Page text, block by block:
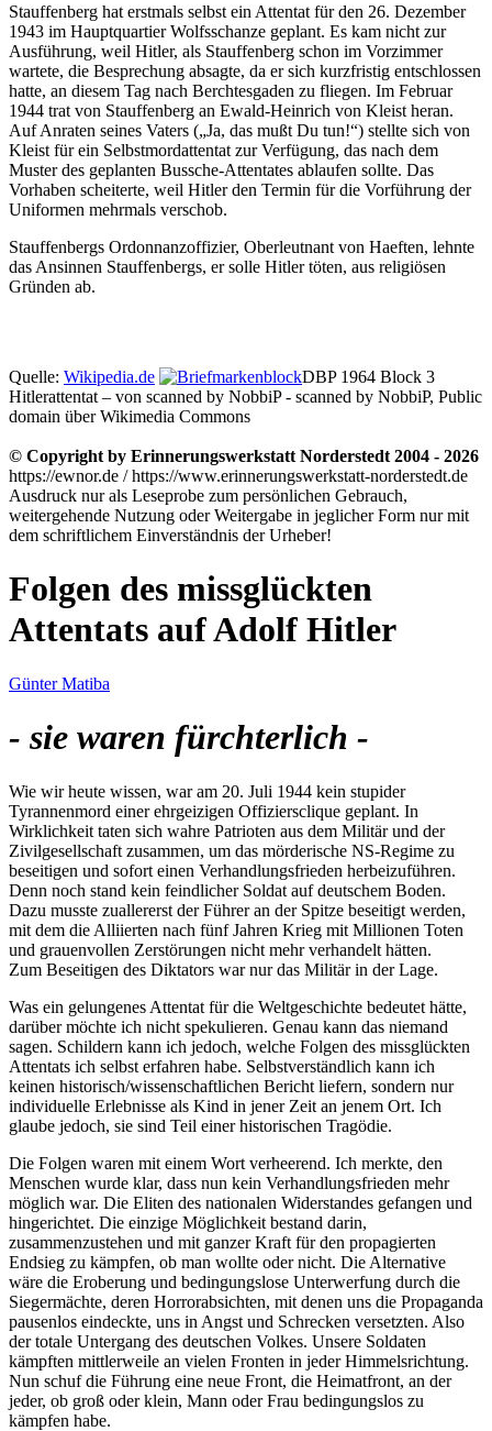
Stauffenberg hat erstmals selbst ein Attentat für den 26. Dezember
1943 im Hauptquartier Wolfsschanze geplant. Es kam nicht zur
Ausführung, weil Hitler, als Stauffenberg schon im Vorzimmer
wartete, die Besprechung absagte, da er sich kurzfristig entschlossen
hatte, an diesem Tag nach Berchtesgaden zu fliegen. Im Februar
1944 trat von Stauffenberg an Ewald-Heinrich von Kleist heran.
Auf Anraten seines Vaters ( Ja, das mußt Du tun! ) stellte sich von
Kleist für ein Selbstmordattentat zur Verfügung, das nach dem
Muster des geplanten Bussche-Attentates ablaufen sollte. Das
Vorhaben scheiterte, weil Hitler den Termin für die Vorführung der
Uniformen mehrmals verschob.
Stauffenbergs Ordonnanzoffizier, Oberleutnant von Haeften, lehnte
das Ansinnen Stauffenbergs, er solle Hitler töten, aus religiösen
Gründen ab.
Quelle: Wikipedia.de
DBP 1964 Block 3
Hitlerattentat – von scanned by NobbiP - scanned by NobbiP, Public
domain über Wikimedia Commons
© Copyright by Erinnerungswerkstatt Norderstedt 2004 - 2026
https://ewnor.de / https://www.erinnerungswerkstatt-norderstedt.de
Ausdruck nur als Leseprobe zum persönlichen Gebrauch,
weitergehende Nutzung oder Weitergabe in jeglicher Form nur mit
dem schriftlichem Einverständnis der Urheber!
Folgen des missglückten
Attentats auf Adolf Hitler
Günter Matiba
- sie waren fürchterlich -
Wie wir heute wissen, war am 20. Juli 1944 kein stupider
Tyrannenmord einer ehrgeizigen Offiziersclique geplant. In
Wirklichkeit taten sich wahre Patrioten aus dem Militär und der
Zivilgesellschaft zusammen, um das mörderische NS-Regime zu
beseitigen und sofort einen Verhandlungsfrieden herbeizuführen.
Denn noch stand kein feindlicher Soldat auf deutschem Boden.
Dazu musste zuallererst der Führer an der Spitze beseitigt werden,
mit dem die Alliierten nach fünf Jahren Krieg mit Millionen Toten
und grauenvollen Zerstörungen nicht mehr verhandelt hätten.
Zum Beseitigen des Diktators war nur das Militär in der Lage.
Was ein gelungenes Attentat für die Weltgeschichte bedeutet hätte,
darüber möchte ich nicht spekulieren. Genau kann das niemand
sagen. Schildern kann ich jedoch, welche Folgen des missglückten
Attentats ich selbst erfahren habe. Selbstverständlich kann ich
keinen historisch/wissenschaftlichen Bericht liefern, sondern nur
individuelle Erlebnisse als Kind in jener Zeit an jenem Ort. Ich
glaube jedoch, sie sind Teil einer historischen Tragödie.
Die Folgen waren mit einem Wort verheerend. Ich merkte, den
Menschen wurde klar, dass nun kein Verhandlungsfrieden mehr
möglich war. Die Eliten des nationalen Widerstandes gefangen und
hingerichtet. Die einzige Möglichkeit bestand darin,
zusammenzustehen und mit ganzer Kraft für den propagierten
Endsieg zu kämpfen, ob man wollte oder nicht. Die Alternative
wäre die Eroberung und bedingungslose Unterwerfung durch die
Siegermächte, deren Horrorabsichten, mit denen uns die Propaganda
pausenlos eindeckte, uns in Angst und Schrecken versetzten. Also
der totale Untergang des deutschen Volkes. Unsere Soldaten
kämpften mittlerweile an vielen Fronten in jeder Himmelsrichtung.
Nun schuf die Führung eine neue Front, die Heimatfront, an der
jeder, ob groß oder klein, Mann oder Frau bedingungslos zu
kämpfen habe.